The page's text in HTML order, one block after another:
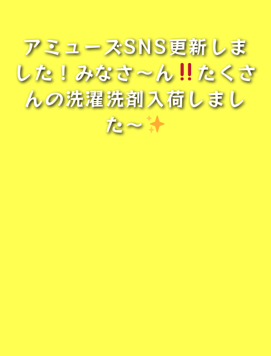
アミューズSNS更新しま
した！みなさ〜ん
たくさ
んの洗濯洗剤入荷しまし
た〜